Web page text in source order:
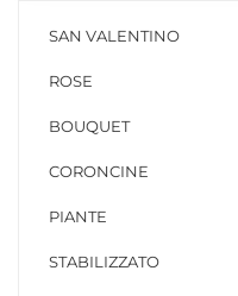
SAN VALENTINO
ROSE
BOUQUET
CORONCINE
PIANTE
STABILIZZATO